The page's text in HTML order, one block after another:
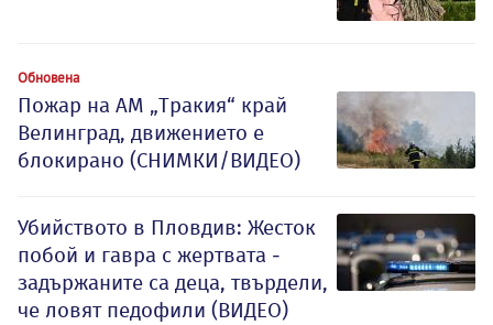
Обновена
Пожар на АМ „Тракия“ край
Велинград, движението е
блокирано (СНИМКИ/ВИДЕО)
Убийството в Пловдив: Жесток
побой и гавра с жертвата -
задържаните са деца, твърдели,
че ловят педофили (ВИДЕО)